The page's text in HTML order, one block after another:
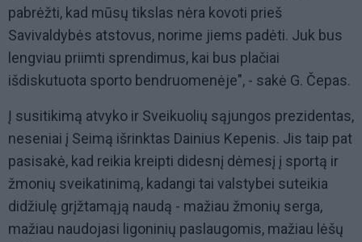
pabrėžti, kad mūsų tikslas nėra kovoti prieš
Savivaldybės atstovus, norime jiems padėti. Juk bus
lengviau priimti sprendimus, kai bus plačiai
išdiskutuota sporto bendruomenėje", - sakė G. Čepas.
Į susitikimą atvyko ir Sveikuolių sąjungos prezidentas,
neseniai į Seimą išrinktas Dainius Kepenis. Jis taip pat
pasisakė, kad reikia kreipti didesnį dėmesį į sportą ir
žmonių sveikatinimą, kadangi tai valstybei suteikia
didžiulę grįžtamąją naudą - mažiau žmonių serga,
mažiau naudojasi ligoninių paslaugomis, mažiau lėšų